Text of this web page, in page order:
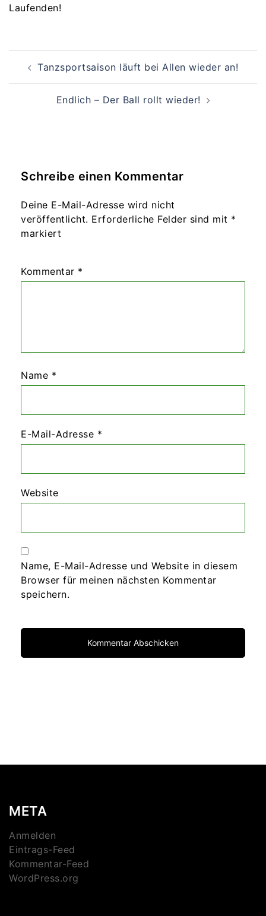
Laufenden!
Beitragsnavigation
Tanzsportsaison läuft bei Allen wieder an!
Endlich – Der Ball rollt wieder!
Schreibe einen Kommentar
Deine E-Mail-Adresse wird nicht
veröffentlicht. Erforderliche Felder sind mit *
markiert
Kommentar *
Name *
E-Mail-Adresse *
Website
Name, E-Mail-Adresse und Website in diesem
Browser für meinen nächsten Kommentar
speichern.
META
Anmelden
Eintrags-Feed
Kommentar-Feed
WordPress.org